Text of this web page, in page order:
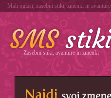
Mali oglasi, zasebni stiki, zmenki in avanture.
Zasebni stiki, avanture in zmenki